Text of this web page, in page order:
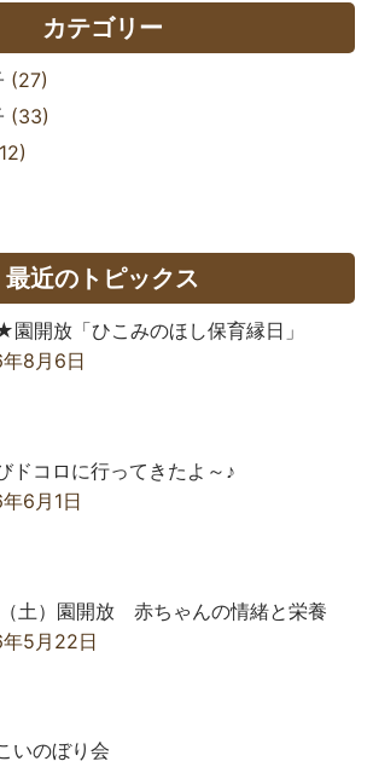
カテゴリー
(27)
(33)
最近のトピックス
園開放「ひこみのほし保育縁日」
8月6日
ドコロに行ってきたよ～♪
6月1日
土）園開放 赤ちゃんの情緒と栄養
5月22日
いのぼり会